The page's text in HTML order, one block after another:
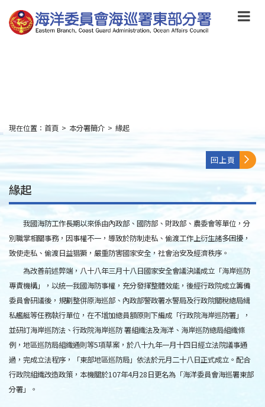
到
主
要
:::
現在位置： 首頁 > 本分署簡介 > 緣起
回上頁
緣起
我國海防工作長期以來係由內政部、國防部、財政部、農委會等單位，分
別職掌相關事務，因事權不一，導致於防制走私、偷渡工作上衍生諸多困擾，
致使走私、偷渡日益猖獗，嚴重防害國家安全，社會治安及經濟秩序。
為改善前述弊端，八十八年三月十八日國家安全會議決議成立「海岸巡防
專責機構」，以統一我國海防事權，充分發揮整體效能，後經行政院成立籌備
委員會研議後，規劃整併原海巡部、內政部警政署水警局及行政院關稅總局緝
私艦艇等任務執行單位，在不增加總員額原則下編成「行政院海岸巡防署」，
並研訂海岸巡防法、行政院海岸巡防 署組織法及海洋、海岸巡防總局組織條
例，地區巡防局組織通則等5項草案，於八十九年一月十四日經立法院議事通
過，完成立法程序，「東部地區巡防局」依法於元月二十八日正式成立。配合
行政院組織改造政策，本機關於107年4月28日更名為「海洋委員會海巡署東部
分署」。